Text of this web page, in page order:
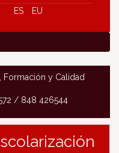
ES EU
Formación y Calidad
/ 848 426544